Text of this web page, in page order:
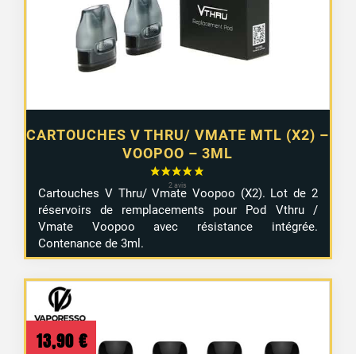
CARTOUCHES V THRU/ VMATE MTL (X2) –
VOOPOO – 3ML
Cartouches V Thru/ Vmate Voopoo (X2). Lot de 2
réservoirs de remplacements pour Pod Vthru /
Vmate Voopoo avec résistance intégrée.
Contenance de 3ml.
13,90 €